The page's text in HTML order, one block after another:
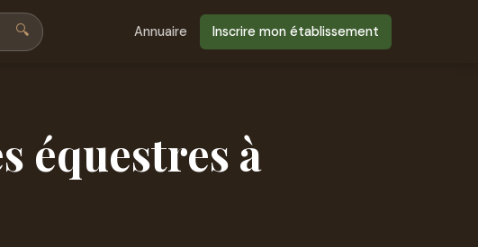
🔍 Annuaire Inscrire mon établissement
équestres à